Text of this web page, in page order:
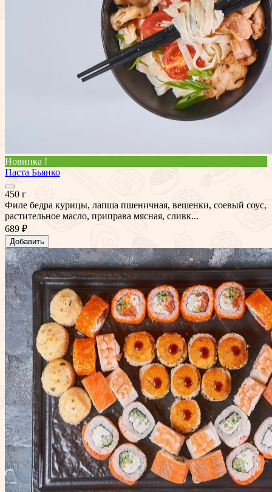
Новинка !
Паста Бьянко
450 г
Филе бедра курицы, лапша пшеничная, вешенки, соевый соус,
растительное масло, приправа мясная, сливк...
689 ₽
Добавить